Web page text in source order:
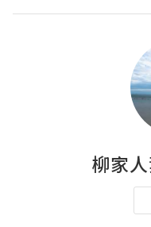
柳家